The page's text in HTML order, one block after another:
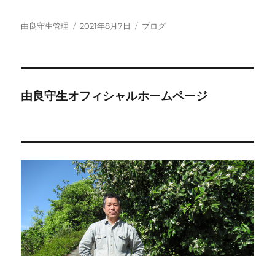
投
由良守生管理
投
2021年8月7日
カ
ブログ
由良守生オフィシャルホームページ